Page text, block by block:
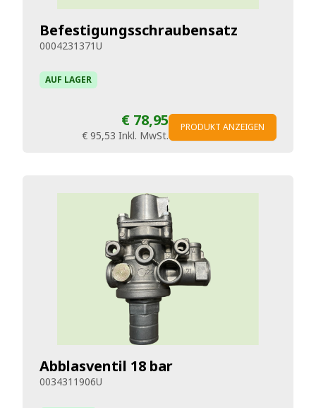
Befestigungsschraubensatz
0004231371U
AUF LAGER
€ 78,95
€ 95,53 Inkl. MwSt.
PRODUKT ANZEIGEN
Abblasventil 18 bar
0034311906U